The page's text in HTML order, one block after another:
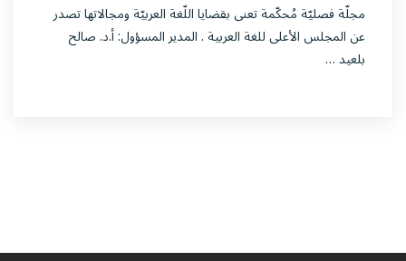
مجلّة فصليّة مُحكّمة تعنى بقضايا اللّغة العربيّة ومجالاتها تصدر
عن المجلس الأعلى للغة العربية . المدير المسؤول: أ.د. صالح
بلعيد …